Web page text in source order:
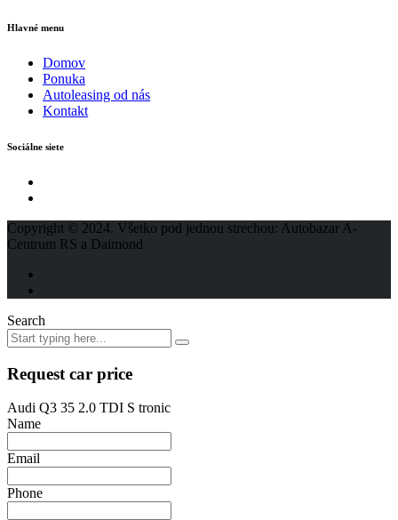
Hlavné menu
Domov
Ponuka
Autoleasing od nás
Kontakt
Sociálne siete
Copyright © 2024. Všetko pod jednou strechou: Autobazar A-
Centrum RS a Daimond
Search
Request car price
Audi Q3 35 2.0 TDI S tronic
Name
Email
Phone